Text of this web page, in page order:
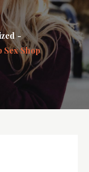
Sex Shop